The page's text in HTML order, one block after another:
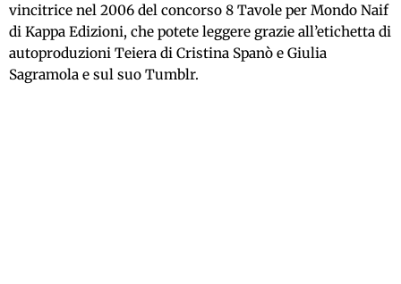
vincitrice nel 2006 del concorso 8 Tavole per Mondo Naif
di Kappa Edizioni, che potete leggere grazie all’etichetta di
autoproduzioni Teiera di Cristina Spanò e Giulia
Sagramola e sul suo Tumblr.